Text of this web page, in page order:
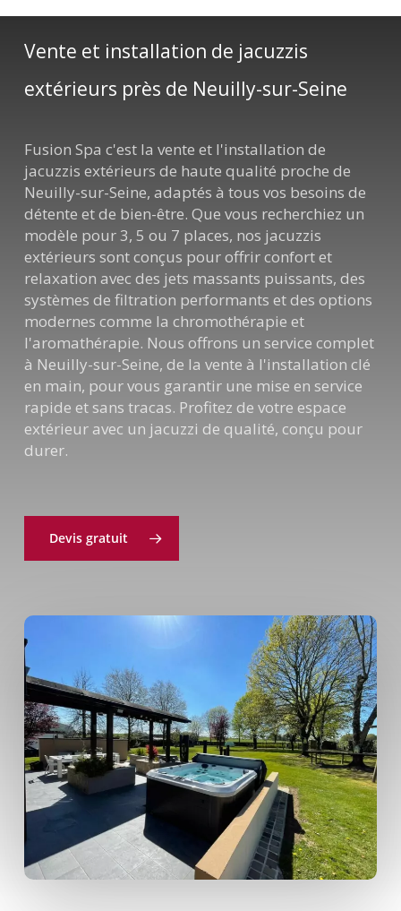
Vente et installation de jacuzzis
extérieurs près de Neuilly-sur-Seine
Fusion Spa c'est la vente et l'installation de
jacuzzis extérieurs de haute qualité proche de
Neuilly-sur-Seine, adaptés à tous vos besoins de
détente et de bien-être. Que vous recherchiez un
modèle pour 3, 5 ou 7 places, nos jacuzzis
extérieurs sont conçus pour offrir confort et
relaxation avec des jets massants puissants, des
systèmes de filtration performants et des options
modernes comme la chromothérapie et
l'aromathérapie. Nous offrons un service complet
à Neuilly-sur-Seine, de la vente à l'installation clé
en main, pour vous garantir une mise en service
rapide et sans tracas. Profitez de votre espace
extérieur avec un jacuzzi de qualité, conçu pour
durer.
Devis gratuit